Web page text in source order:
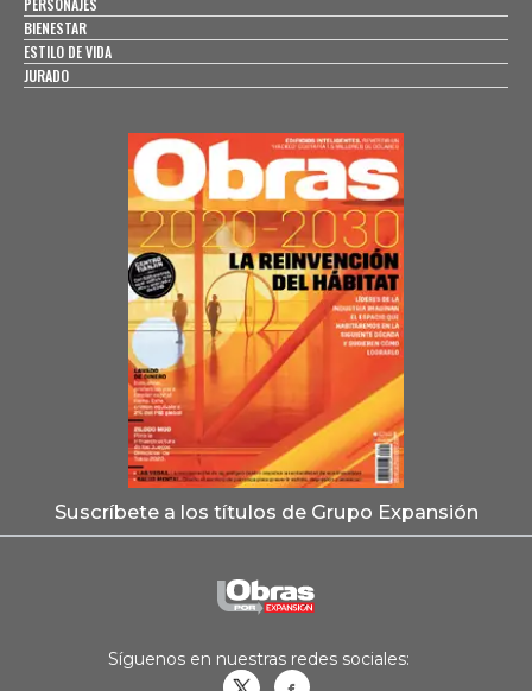
BIENESTAR
ESTILO DE VIDA
JURADO
Suscríbete a los títulos de Grupo Expansión
Síguenos en nuestras redes sociales: